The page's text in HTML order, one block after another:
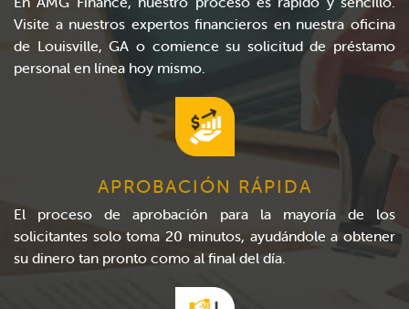
Visite a nuestros expertos financieros en nuestra oficina
de Louisville, GA o comience su solicitud de préstamo
personal en línea hoy mismo.
APROBACIÓN RÁPIDA
El proceso de aprobación para la mayoría de los
solicitantes solo toma 20 minutos, ayudándole a obtener
su dinero tan pronto como al final del día.